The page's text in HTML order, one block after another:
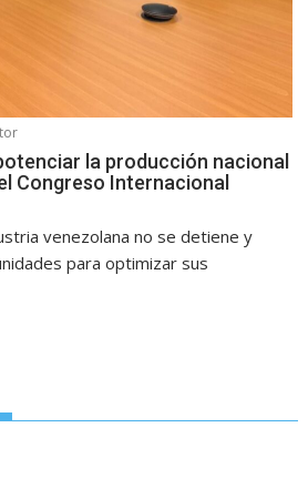
la producción nacional
Congreso Internacional
venezolana no se detiene y
para optimizar sus